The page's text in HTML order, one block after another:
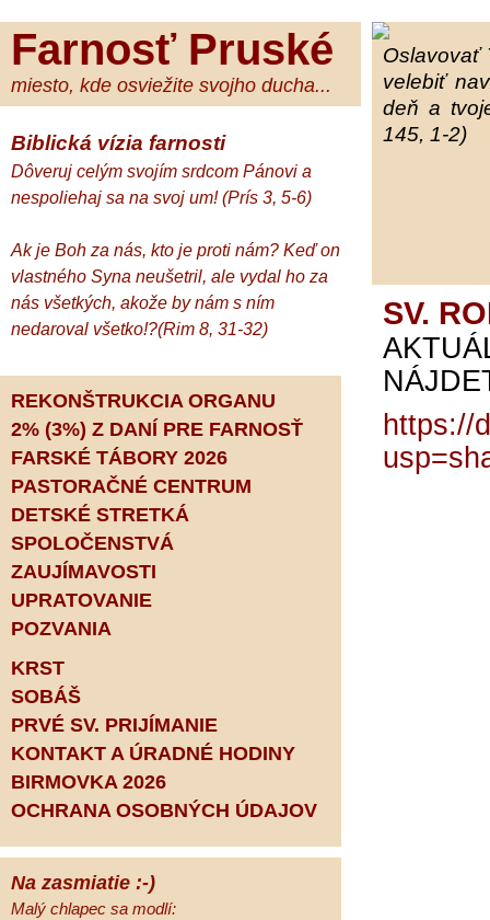
Farnosť Pruské
miesto, kde osviežite svojho ducha...
Biblická vízia farnosti
Dôveruj celým svojím srdcom Pánovi a
nespoliehaj sa na svoj um! (Prís 3, 5-6)
Ak je Boh za nás, kto je proti nám? Keď on
vlastného Syna neušetril, ale vydal ho za
nás všetkých, akože by nám s ním
nedaroval všetko!?(Rim 8, 31-32)
REKONŠTRUKCIA ORGANU
2% (3%) Z DANÍ PRE FARNOSŤ
FARSKÉ TÁBORY 2026
PASTORAČNÉ CENTRUM
DETSKÉ STRETKÁ
SPOLOČENSTVÁ
ZAUJÍMAVOSTI
UPRATOVANIE
POZVANIA
KRST
SOBÁŠ
PRVÉ SV. PRIJÍMANIE
KONTAKT A ÚRADNÉ HODINY
BIRMOVKA 2026
OCHRANA OSOBNÝCH ÚDAJOV
Na zasmiatie :-)
Malý chlapec sa modlí:
Oslavovať
velebiť
deň a
145, 1-2)
SV.
https://